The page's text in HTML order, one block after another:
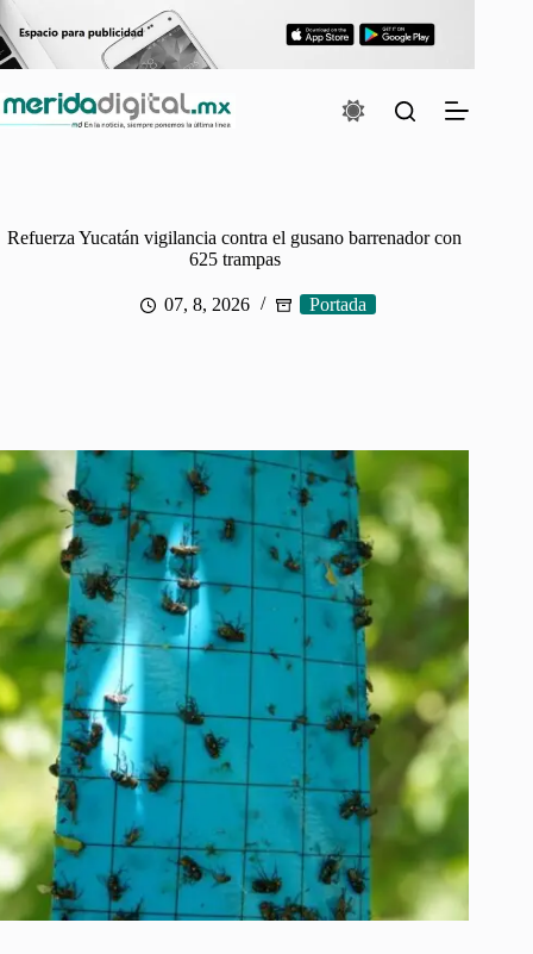
al
contenido
Refuerza Yucatán vigilancia contra el gusano barrenador con
625 trampas
07, 8, 2026 Portada